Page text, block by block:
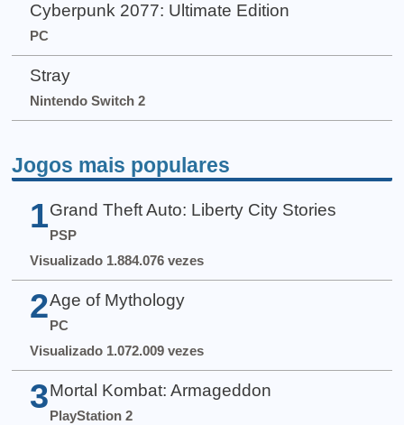
Cyberpunk 2077: Ultimate Edition
PC
Stray
Nintendo Switch 2
Jogos mais populares
1 Grand Theft Auto: Liberty City Stories
PSP
Visualizado 1.884.076 vezes
2 Age of Mythology
PC
Visualizado 1.072.009 vezes
3 Mortal Kombat: Armageddon
PlayStation 2